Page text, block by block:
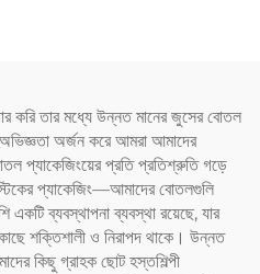
করি তার মধ্যে উন্নত মানের জুসের বোতল
অর্জন করে আমরা আমাদের
প্যাকেজিংয়ের প্রতি প্রতিশ্রুতি গড়ে
প্যাকেজিং—আমাদের বোতলগুলি
একটি ব্যবস্থাপনা ব্যবস্থা রয়েছে, যার
শক্তিশালী ও নিরাপদ থাকে। উন্নত
কিছু গ্রাহক ছোট হস্তশিল্পী